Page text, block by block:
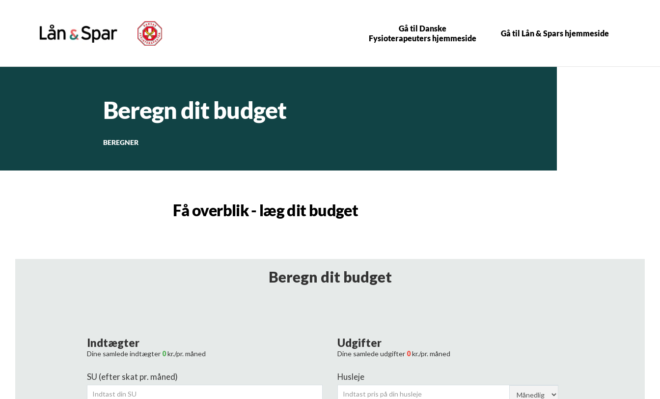
Gå til Danske
Fysioterapeuters hjemmeside
Gå til Lån & Spars hjemmeside
BEREGNER
Beregn dit budget
Få overblik - læg dit budget